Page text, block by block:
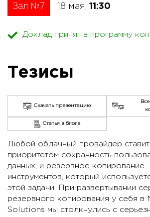
Зал №7 18 мая, 11:30
Доклад принят в программу
Тезисы
Скачать презентацию
Статья в блоге
Любой облачный провайдер
приоритетом сохранность
данных, и резервное копирование
инструментов, который
этой задачи. При развертывании
резервного копирования у себя в
Solutions мы столкнулись с